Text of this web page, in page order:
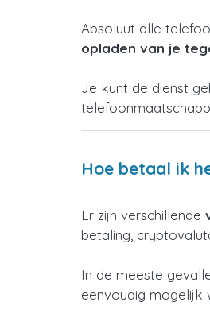
Absoluut alle
opladen van je
Je kunt de dienst
Hoe betaal ik
Er zijn verschillende
betaling,
In de meeste
eenvoudig mogelijk